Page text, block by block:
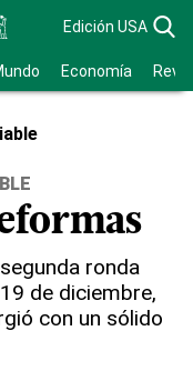
Edición USA
Economía
ronda
de diciembre,
con un sólido